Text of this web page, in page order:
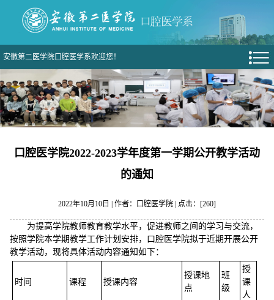
安徽第二医学院口腔医学系欢迎您！
口腔医学院2022-2023学年度第一学期公开教学活动
的通知
2022年10月10日 | 作者：口腔医学院 | 点击：[260]
为提高学院教师教育教学水平，促进教师之间的学习与交流，
按照学院本学期教学工作计划安排，口腔医学院拟于近期开展公开
教学活动，现将具体活动内容通知如下：
时间 课程 授课内容
授课地
点
班
级
授
课
人